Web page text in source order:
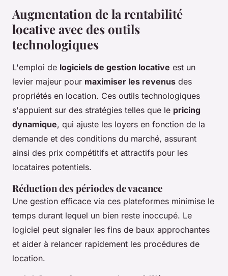
Augmentation de la rentabilité
locative avec des outils
technologiques
L'emploi de logiciels de gestion locative est un
levier majeur pour maximiser les revenus des
propriétés en location. Ces outils technologiques
s'appuient sur des stratégies telles que le pricing
dynamique, qui ajuste les loyers en fonction de la
demande et des conditions du marché, assurant
ainsi des prix compétitifs et attractifs pour les
locataires potentiels.
Réduction des périodes de vacance
Une gestion efficace via ces plateformes minimise le
temps durant lequel un bien reste inoccupé. Le
logiciel peut signaler les fins de baux approchantes
et aider à relancer rapidement les procédures de
location.